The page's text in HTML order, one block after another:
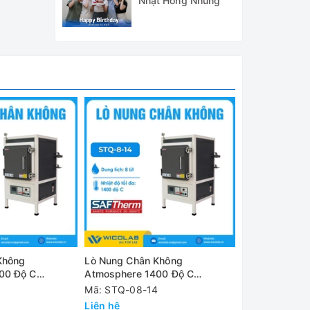
Độ C
Quốc STQ-18-
Lò Nung Chân Không
Atmosphere 1400 Độ C
Saftherm - Trung Quốc STQ-
08-14 | 08 Lít
Mã: STQ-08-14
Liên hệ